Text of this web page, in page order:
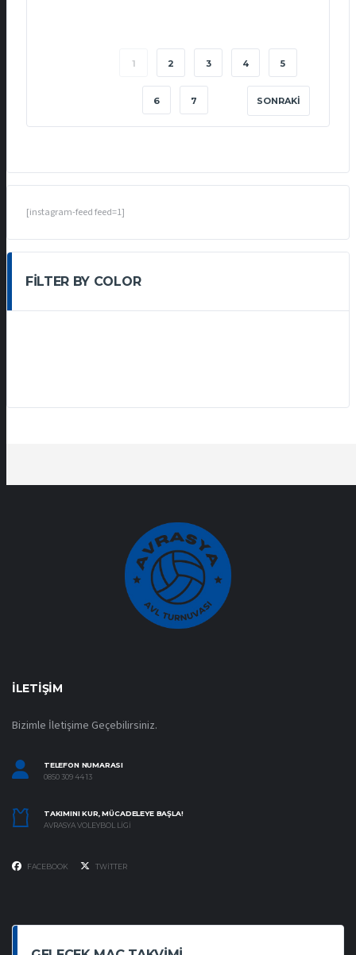
1 2 3 4 5
6 7 SONRAKI
[instagram-feed feed=1]
FILTER BY COLOR
İLETIŞIM
Bizimle İletişime Geçebilirsiniz.
TELEFON NUMARASI
0850 309 44 13
TAKIMINI KUR, MÜCADELEYE BAŞLA!
AVRASYA VOLEYBOL LIGI
FACEBOOK TWITTER